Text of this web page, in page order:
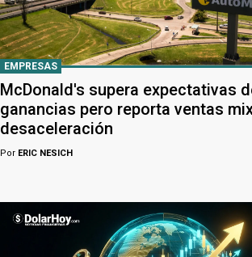
EMPRESAS
McDonald's supera expectativas
ganancias pero reporta ventas
desaceleración
Por ERIC NESICH